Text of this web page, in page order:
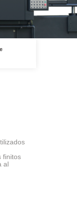
finitos
al